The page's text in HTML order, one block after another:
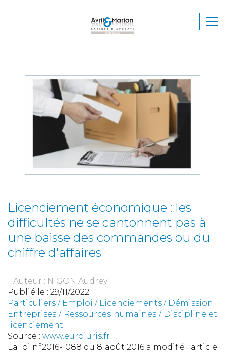
Licenciement économique : les
difficultés ne se cantonnent pas à
une baisse des commandes ou du
chiffre d'affaires
Auteur : NIGON Audrey
Publié le : 29/11/2022
Particuliers / Emploi / Licenciements / Démission
Entreprises / Ressources humaines / Discipline et
licenciement
Source : www.eurojuris.fr
La loi n°2016-1088 du 8 août 2016 a modifié l'article